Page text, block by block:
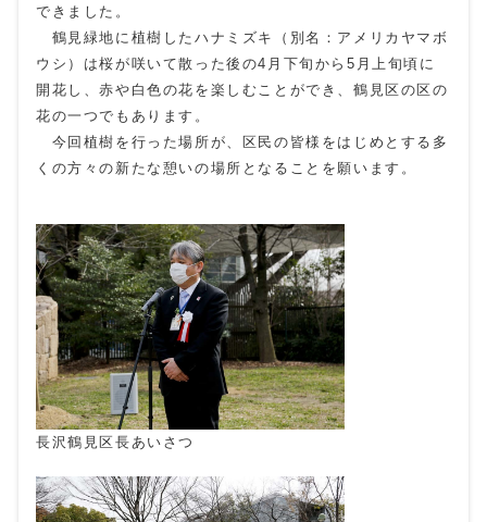
できました。
鶴見緑地に植樹したハナミズキ（別名：アメリカヤマボ
ウシ）は桜が咲いて散った後の4月下旬から5月上旬頃に
開花し、赤や白色の花を楽しむことができ、鶴見区の区の
花の一つでもあります。
今回植樹を行った場所が、区民の皆様をはじめとする多
くの方々の新たな憩いの場所となることを願います。
長沢鶴見区長あいさつ